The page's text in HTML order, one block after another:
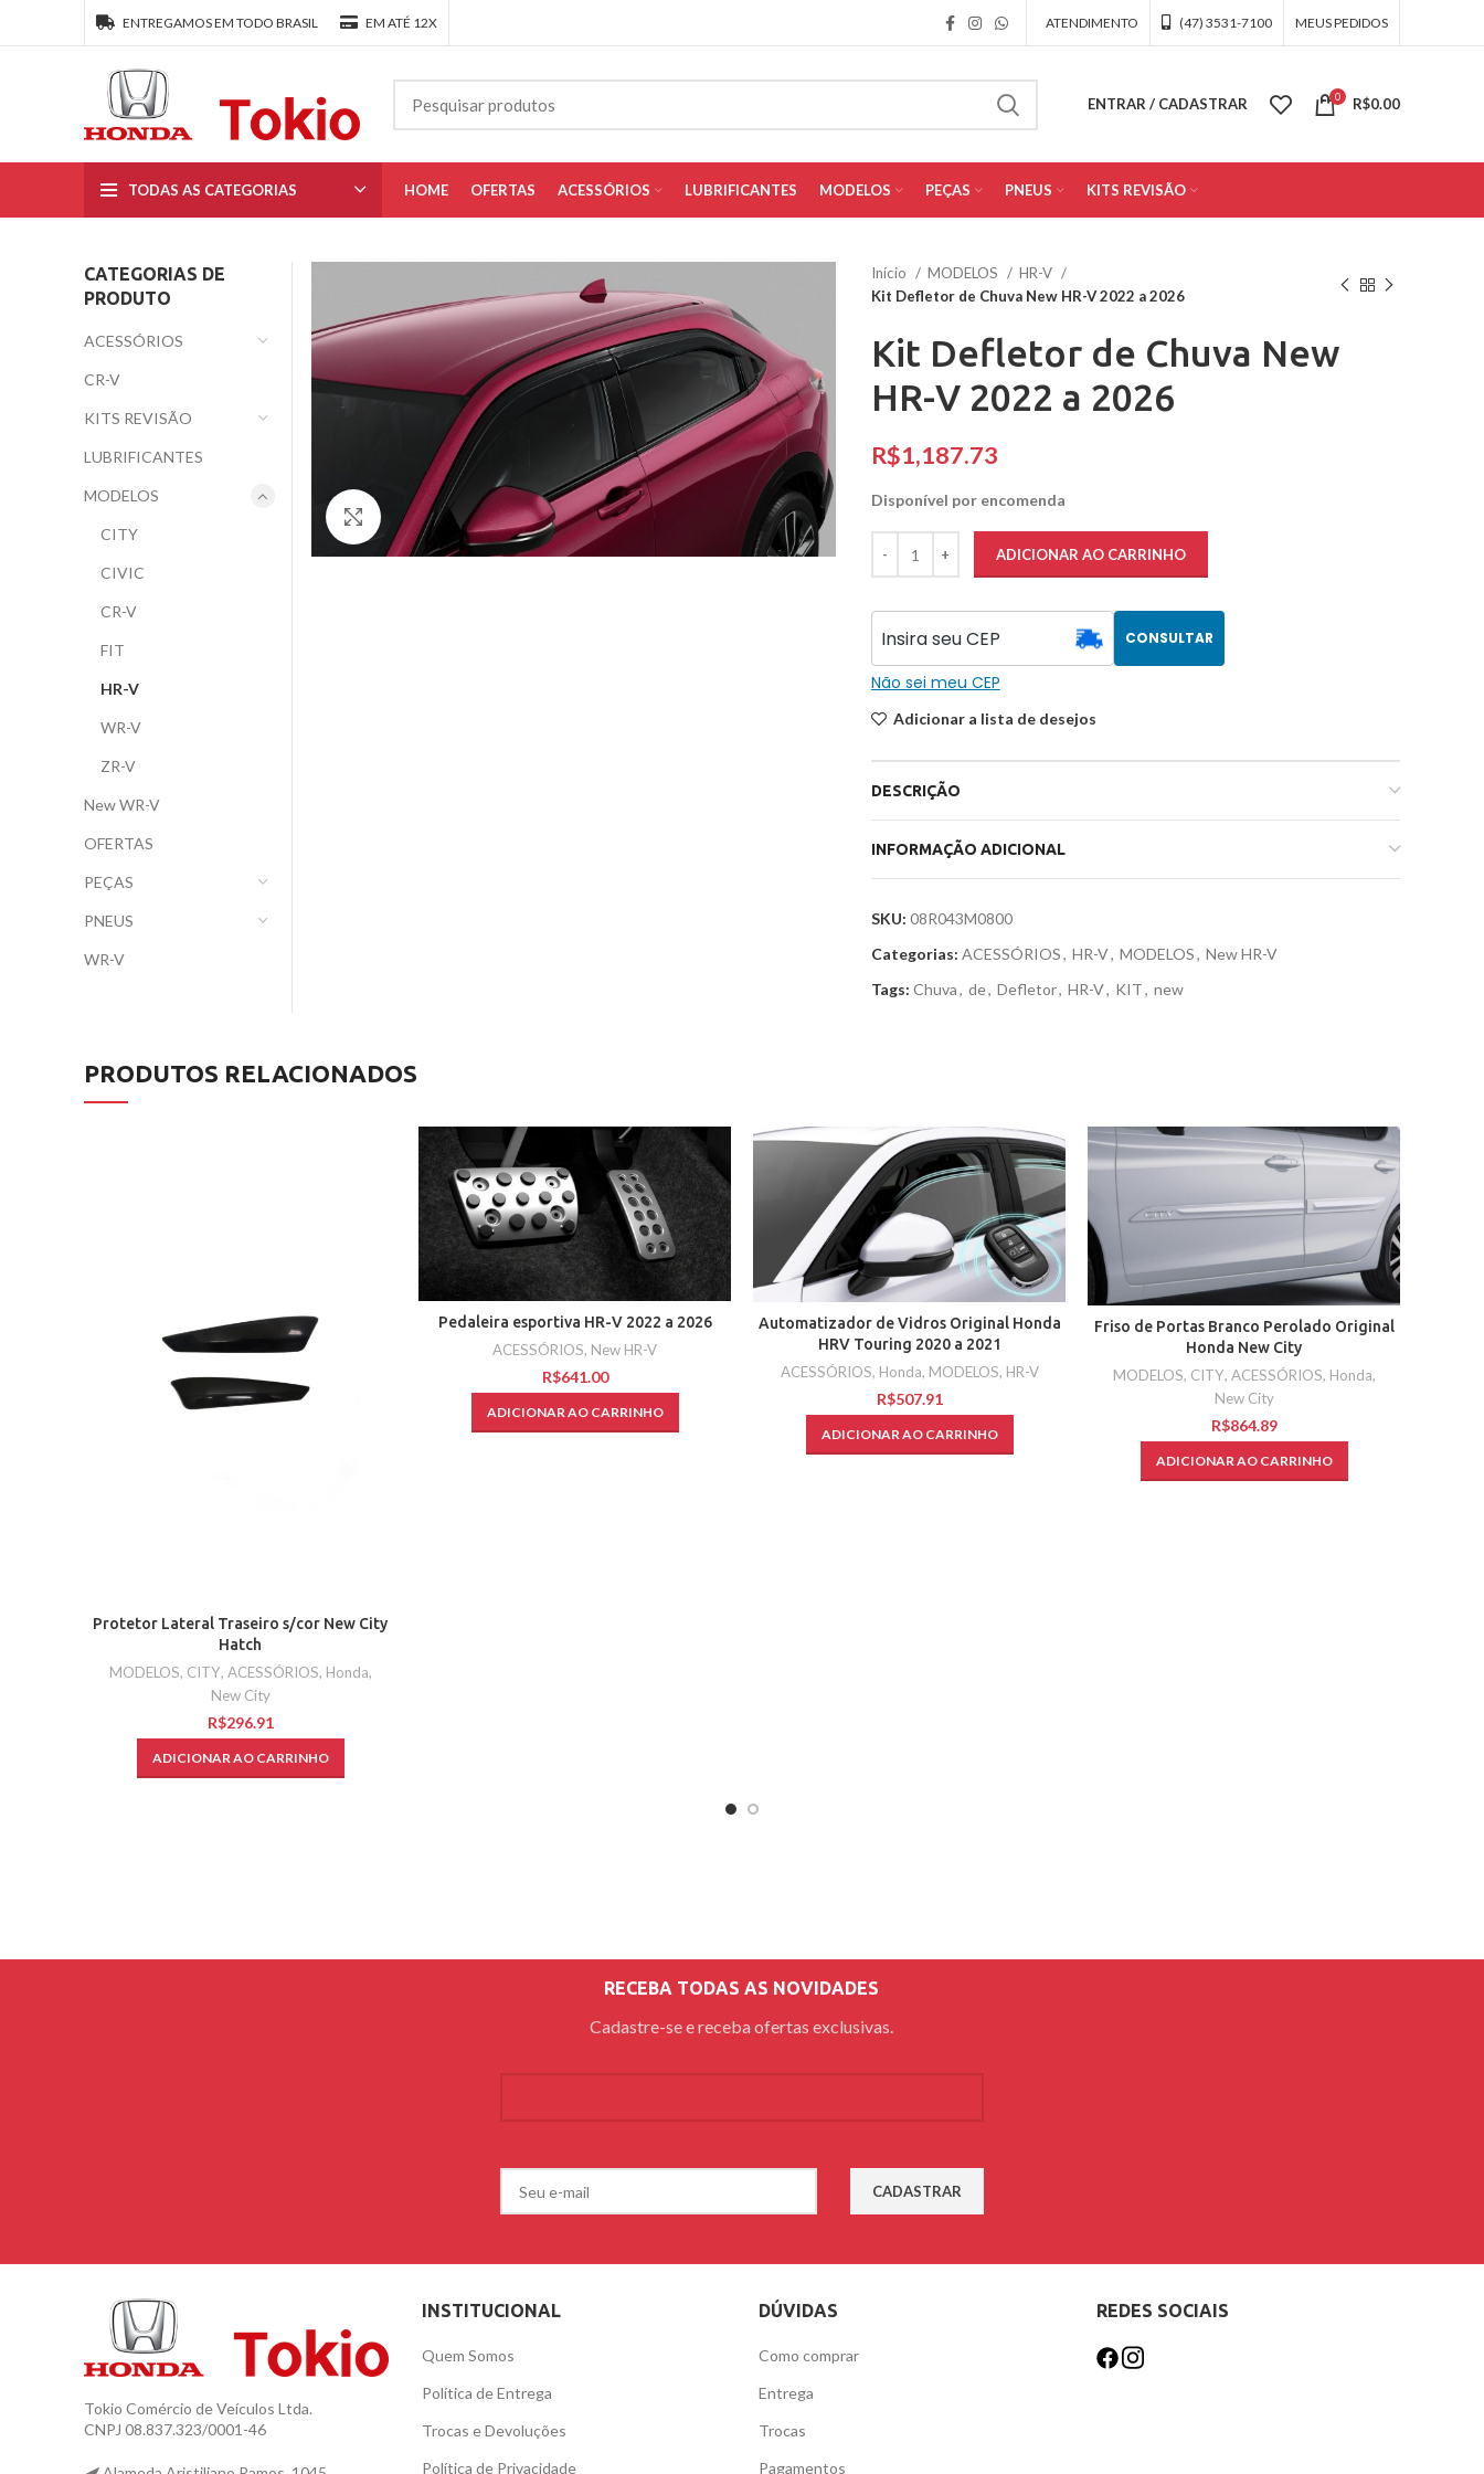
ENTREGAMOS EM TODO BRASIL EM ATÉ 12X ATENDIMENTO (47) 3531-7100 MEUS PEDIDOS
ENTRAR / CADASTRAR 0 R$0.00
TODAS AS CATEGORIAS HOME OFERTAS ACESSÓRIOS LUBRIFICANTES MODELOS PEÇAS PNEUS KITS REVISÃO
Clique para ampliar
Início MODELOS
HR-V
Kit Defletor de Chuva New HR-V 2022 a 2026
Kit Defletor de Chuva New
HR-V 2022 a 2026
R$
Disponível por encomenda
ADICIONAR AO CARRINHO
CONSULTAR
Não sei meu CEP
Adicionar a lista de desejos
DESCRIÇÃO
INFORMAÇÃO ADICIONAL
SKU: 08R043M0800
Categorias: ACESSÓRIOS, HR-V, MODELOS, New HR-V
Tags: Chuva, de, Defletor, HR-V, KIT, new
CATEGORIAS DE
PRODUTO
ACESSÓRIOS
CR-V
KITS REVISÃO
LUBRIFICANTES
MODELOS
CITY
CIVIC
CR-V
FIT
HR-V
WR-V
ZR-V
New WR-V
OFERTAS
PEÇAS
PNEUS
WR-V
PRODUTOS RELACIONADOS
Protetor Lateral Traseiro s/cor New City
Hatch
MODELOS, CITY, ACESSÓRIOS, Honda,
New City
R$
ADICIONAR AO CARRINHO
Pedaleira esportiva HR-V 2022 a 2026
ACESSÓRIOS, New HR-V
R$
ADICIONAR AO CARRINHO
Automatizador de Vidros Original Honda
HRV Touring 2020 a 2021
ACESSÓRIOS, Honda, MODELOS, HR-V
R$
ADICIONAR AO CARRINHO
Friso de Portas Branco Perolado Original
Honda New City
MODELOS, CITY, ACESSÓRIOS, Honda,
New City
R$
ADICIONAR AO CARRINHO
RECEBA TODAS AS NOVIDADES
Cadastre-se e receba ofertas exclusivas.
Tokio Comércio de Veículos Ltda.
CNPJ 08.837.323/0001-46
INSTITUCIONAL
Quem Somos
Política de Entrega
Trocas e Devoluções
Política de Privacidade
DÚVIDAS
Como comprar
Entrega
Trocas
Pagamentos
REDES SOCIAIS